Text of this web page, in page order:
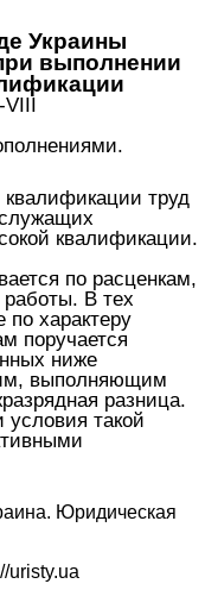
Украины
выполнении
VIII
труд
квалификации.
по расценкам,
В тех
по характеру
поручается
ниже
выполняющим
разница.
такой
Юридическая
uristy.ua